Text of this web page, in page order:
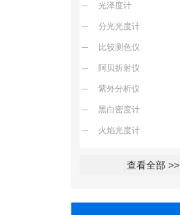
光泽度计
分光光度计
比较测色仪
阿贝折射仪
紫外分析仪
黑白密度计
火焰光度计
查看全部 >>